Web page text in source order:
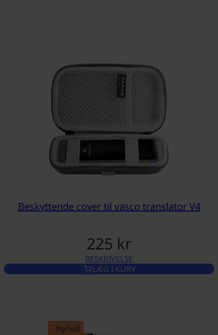
Beskyttende cover til vasco translator V4
225 kr
BESKRIVELSEBESKYTTENDE COVER TIL
LÆG I KURV
Nyhed